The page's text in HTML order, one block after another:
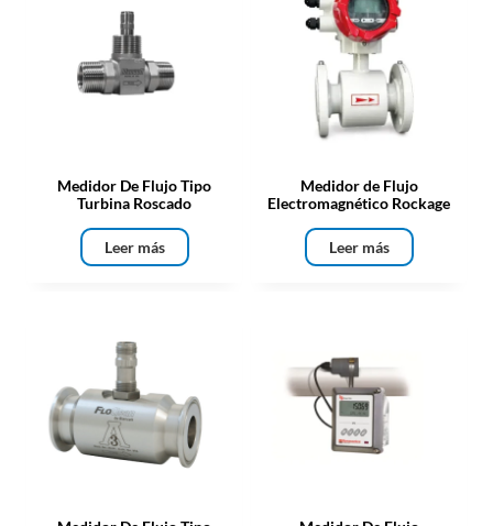
Medidor De Flujo Tipo
Turbina Roscado
Leer más
Medidor de Flujo
Electromagnético Rockage
Leer más